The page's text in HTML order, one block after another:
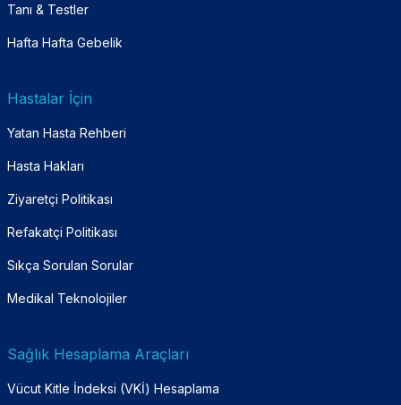
Tanı & Testler
Hafta Hafta Gebelik
Hastalar İçin
Yatan Hasta Rehberi
Hasta Hakları
Ziyaretçi Politikası
Refakatçi Politikası
Sıkça Sorulan Sorular
Medikal Teknolojiler
Sağlık Hesaplama Araçları
Vücut Kitle İndeksi (VKİ) Hesaplama